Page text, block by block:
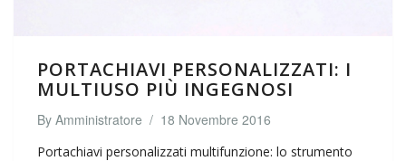
PORTACHIAVI PERSONALIZZATI: I
MULTIUSO PIÙ INGEGNOSI
By Amministratore / 18 Novembre 2016
Portachiavi personalizzati multifunzione: lo strumento